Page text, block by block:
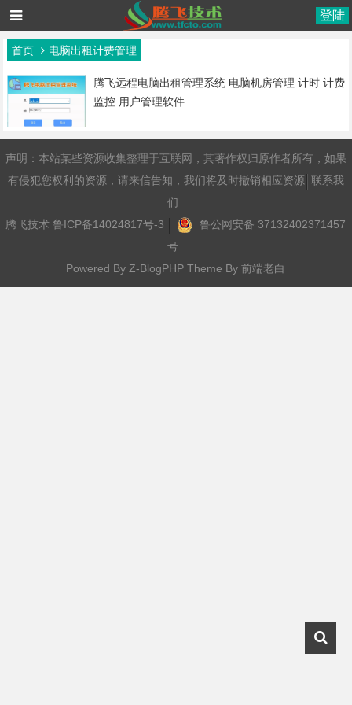
登陆
首页 电脑出租计费管理
腾飞远程电脑出租管理系统 电脑机房管理 计时 计费
监控 用户管理软件
声明：本站某些资源收集整理于互联网，其著作权归原作者所有，如果
有侵犯您权利的资源，请来信告知，我们将及时撤销相应资源 联系我
们
腾飞技术 鲁ICP备14024817号-3
鲁公网安备 37132402371457
号
Powered By Z-BlogPHP Theme By前端老白